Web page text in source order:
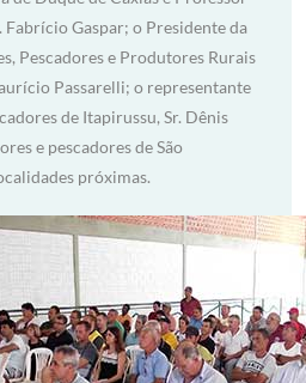
Gaspar; o Presidente da
Pescadores e Produtores Rurais
Passarelli; o representante
de Itapirussu, Sr. Dênis
e pescadores de São
próximas.